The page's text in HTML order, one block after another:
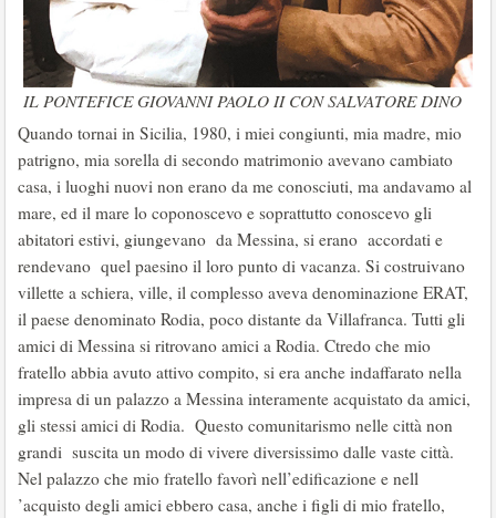
IL PONTEFICE GIOVANNI PAOLO II CON SALVATORE DINO
Quando tornai in Sicilia, 1980, i miei congiunti, mia madre, mio
patrigno, mia sorella di secondo matrimonio avevano cambiato
casa, i luoghi nuovi non erano da me conosciuti, ma andavamo al
mare, ed il mare lo coponoscevo e soprattutto conoscevo gli
abitatori estivi, giungevano da Messina, si erano accordati e
rendevano quel paesino il loro punto di vacanza. Si costruivano
villette a schiera, ville, il complesso aveva denominazione ERAT,
il paese denominato Rodia, poco distante da Villafranca. Tutti gli
amici di Messina si ritrovano amici a Rodia. Ctredo che mio
fratello abbia avuto attivo compito, si era anche indaffarato nella
impresa di un palazzo a Messina interamente acquistato da amici,
gli stessi amici di Rodia. Questo comunitarismo nelle città non
grandi suscita un modo di vivere diversissimo dalle vaste città.
Nel palazzo che mio fratello favorì nell’edificazione e nell
’acquisto degli amici ebbero casa, anche i figli di mio fratello,